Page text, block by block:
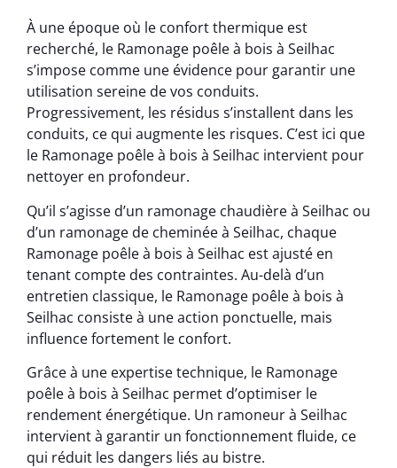
À une époque où le confort thermique est
recherché, le Ramonage poêle à bois à Seilhac
s’impose comme une évidence pour garantir une
utilisation sereine de vos conduits.
Progressivement, les résidus s’installent dans les
conduits, ce qui augmente les risques. C’est ici que
le Ramonage poêle à bois à Seilhac intervient pour
nettoyer en profondeur.
Qu’il s’agisse d’un ramonage chaudière à Seilhac ou
d’un ramonage de cheminée à Seilhac, chaque
Ramonage poêle à bois à Seilhac est ajusté en
tenant compte des contraintes. Au-delà d’un
entretien classique, le Ramonage poêle à bois à
Seilhac consiste à une action ponctuelle, mais
influence fortement le confort.
Grâce à une expertise technique, le Ramonage
poêle à bois à Seilhac permet d’optimiser le
rendement énergétique. Un ramoneur à Seilhac
intervient à garantir un fonctionnement fluide, ce
qui réduit les dangers liés au bistre.